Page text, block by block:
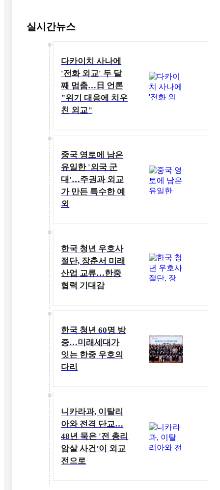
실시간뉴스
다카이치 사나에
'전화 외교' 두 달
째 멈춤…日 언론
"위기 대응에 치우
친 외교"
중국 영토에 남은
유일한 '외국 군
대'…주권과 외교
가 만든 특수한 예
외
한국 청년 우호사
절단, 장춘서 미래
산업 교류…한중
협력 기대감
한국 청년 60명 방
중…미래세대가
잇는 한중 우호의
다리
니카라과, 이탈리
아와 전격 단교…
48년 묵은 '전 총리
암살 사건'이 외교
전으로